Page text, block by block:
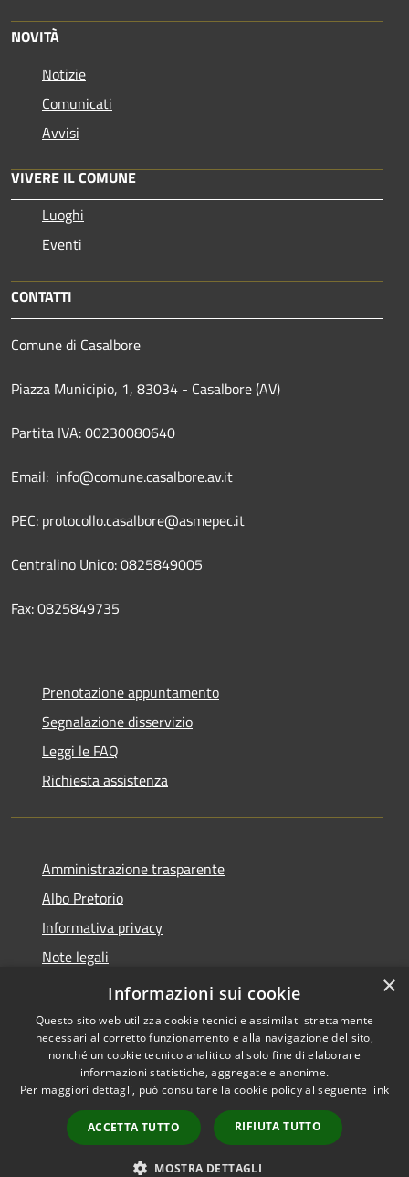
NOVITÀ
Notizie
Comunicati
Avvisi
VIVERE IL COMUNE
Luoghi
Eventi
CONTATTI
Comune di Casalbore
Piazza Municipio, 1, 83034 - Casalbore (AV)
Partita IVA: 00230080640
Email: info@comune.casalbore.av.it
PEC: protocollo.casalbore@asmepec.it
Centralino Unico: 0825849005
Fax: 0825849735
Prenotazione appuntamento
Segnalazione disservizio
Leggi le FAQ
Richiesta assistenza
Amministrazione trasparente
Albo Pretorio
Informativa privacy
Note legali
Dichiarazione di accessibilità
Accessibilità
Copyright © 2026 • Comune di
Casalbore • Powered by
Municipium•
Accesso
redazione
×
Informazioni sui cookie
Questo sito web utilizza cookie tecnici e assimilati strettamente
necessari al corretto funzionamento e alla navigazione del sito,
nonché un cookie tecnico analitico al solo fine di elaborare
informazioni statistiche, aggregate e anonime.
Per maggiori dettagli, può consultare la cookie policy al seguente link
ACCETTA TUTTO RIFIUTA TUTTO
MOSTRA DETTAGLI